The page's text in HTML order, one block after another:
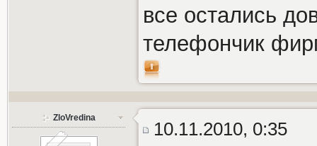
все остались
телефончик
ZloVredina
10.11.2010, 0:35